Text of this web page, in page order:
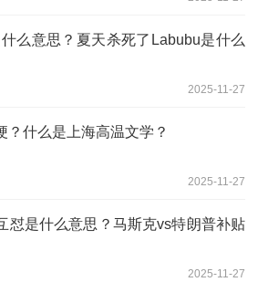
么意思？夏天杀死了Labubu是什么
2025-11-27
？什么是上海高温文学？
2025-11-27
怼是什么意思？马斯克vs特朗普补贴
2025-11-27